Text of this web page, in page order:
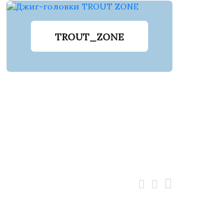
TROUT_ZONE